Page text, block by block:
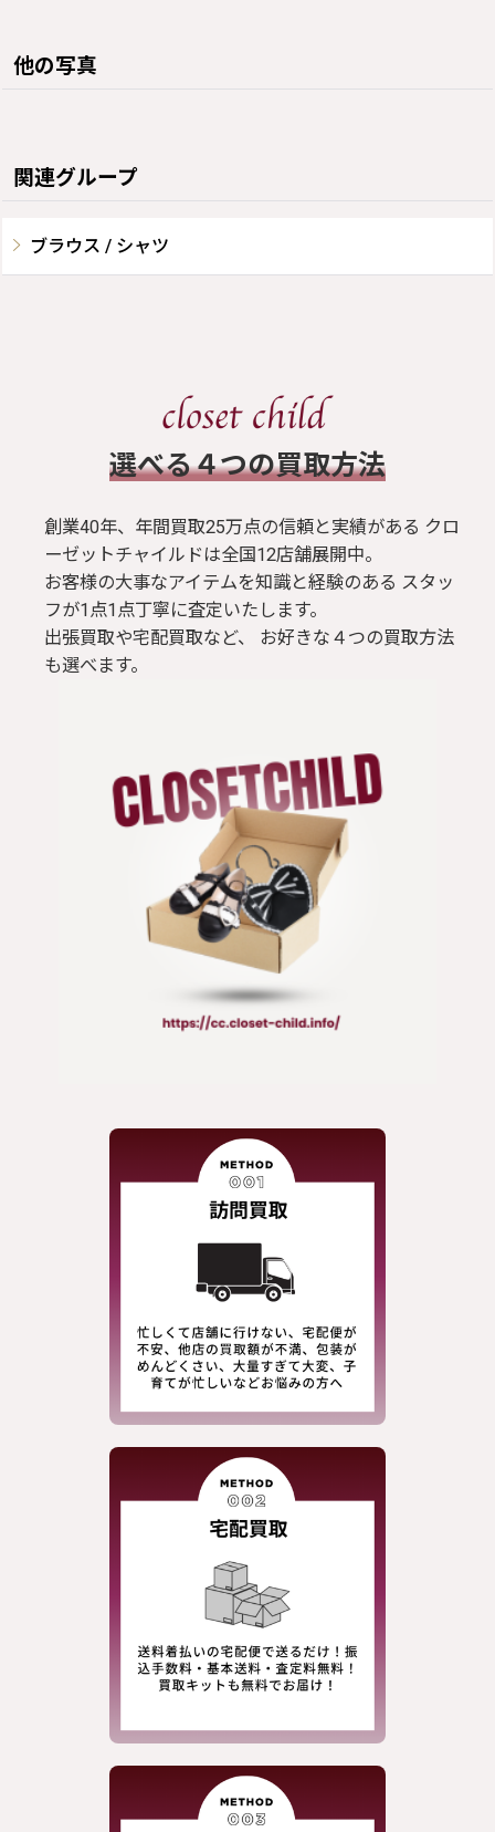
他の写真
関連グループ
ブラウス / シャツ
​選べる４つの買取方法
創業40年、年間買取25万点の信頼と実績がある クロ
ーゼットチャイルドは全国12店舗展開中。
お客様の大事なアイテムを知識と経験のある スタッ
フが1点1点丁寧に査定いたします。
出張買取や宅配買取など、 お好きな４つの買取方法
も選べます。